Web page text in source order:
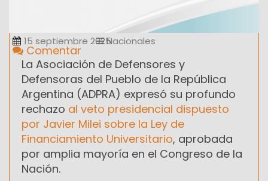
15 septiembre 2025Nacionales
Comentar
La Asociación de Defensores y
Defensoras del Pueblo de la República
Argentina (ADPRA) expresó su profundo
rechazo al veto presidencial dispuesto
por Javier Milei sobre la Ley de
Financiamiento Universitario, aprobada
por amplia mayoría en el Congreso de la
Nación.